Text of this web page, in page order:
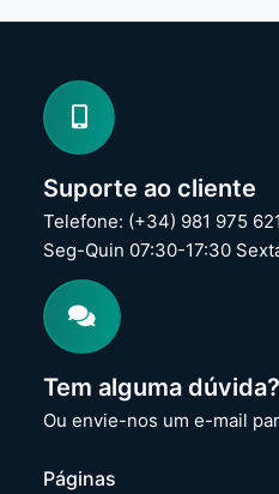
Suporte ao cliente
Telefone: (+34) 981 975 621
Seg-Quin 07:30-17:30
Tem alguma dúvida?
Ou envie-nos um e-mail
Páginas